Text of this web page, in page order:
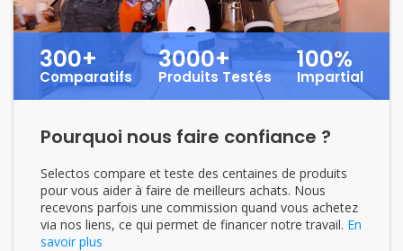
300+
Comparatifs
3000+
Produits Testés
100%
Impartial
Pourquoi nous faire confiance ?
Selectos compare et teste des centaines de produits
pour vous aider à faire de meilleurs achats. Nous
recevons parfois une commission quand vous achetez
via nos liens, ce qui permet de financer notre travail. En
savoir plus